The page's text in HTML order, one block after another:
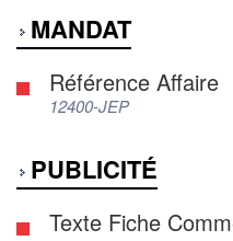
MANDAT
Référence Affaire
12400-JEP
PUBLICITÉ
Texte Fiche